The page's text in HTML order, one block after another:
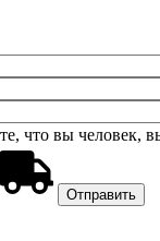
что вы человек,